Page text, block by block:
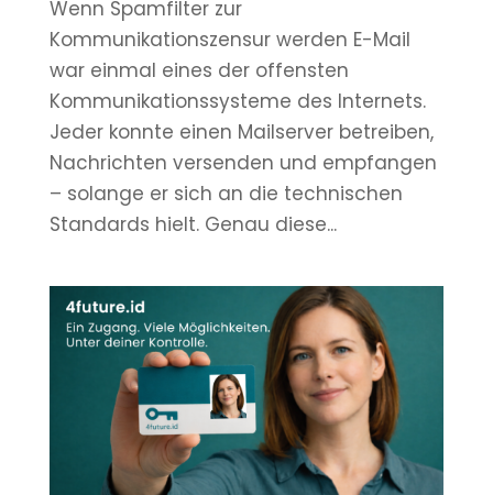
Wenn Spamfilter zur
Kommunikationszensur werden E-Mail
war einmal eines der offensten
Kommunikationssysteme des Internets.
Jeder konnte einen Mailserver betreiben,
Nachrichten versenden und empfangen
– solange er sich an die technischen
Standards hielt. Genau diese...